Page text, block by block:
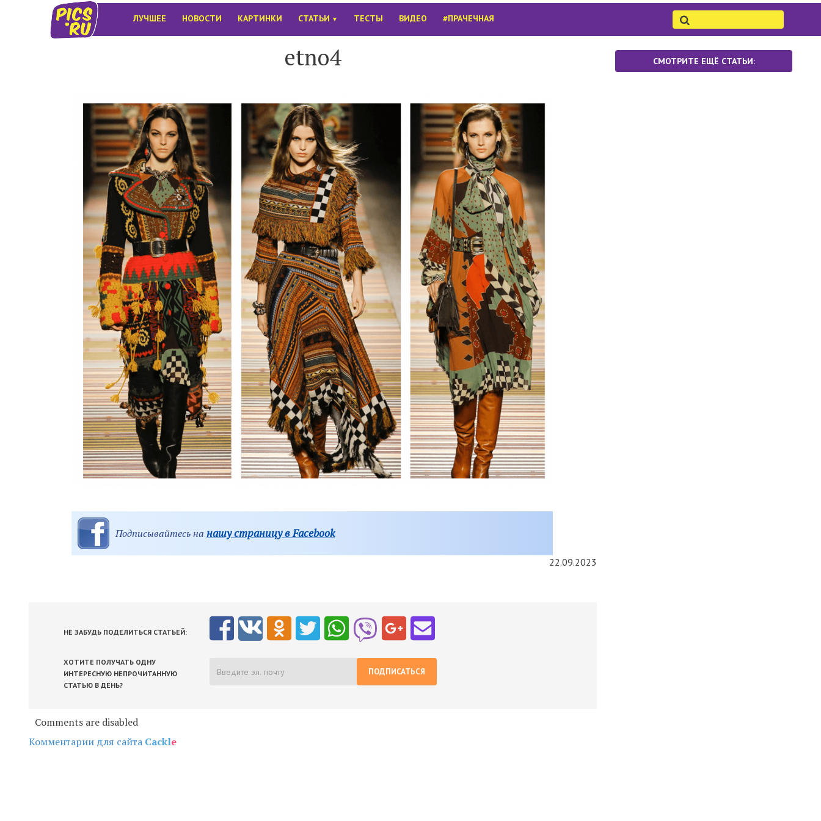
ЛУЧШЕЕ НОВОСТИ КАРТИНКИ СТАТЬИ ▼ ТЕСТЫ ВИДЕО #ПРАЧЕЧНАЯ
etno4
Подписывайтесь на нашу страницу в Facebook
22.09.2023
НЕ ЗАБУДЬ ПОДЕЛИТЬСЯ СТАТЬЕЙ:
ХОТИТЕ ПОЛУЧАТЬ ОДНУ
ИНТЕРЕСНУЮ НЕПРОЧИТАННУЮ
СТАТЬЮ В ДЕНЬ?
ПОДПИСАТЬСЯ
Comments are disabled
Комментарии для сайта Cackle
СМОТРИТЕ ЕЩЁ СТАТЬИ: